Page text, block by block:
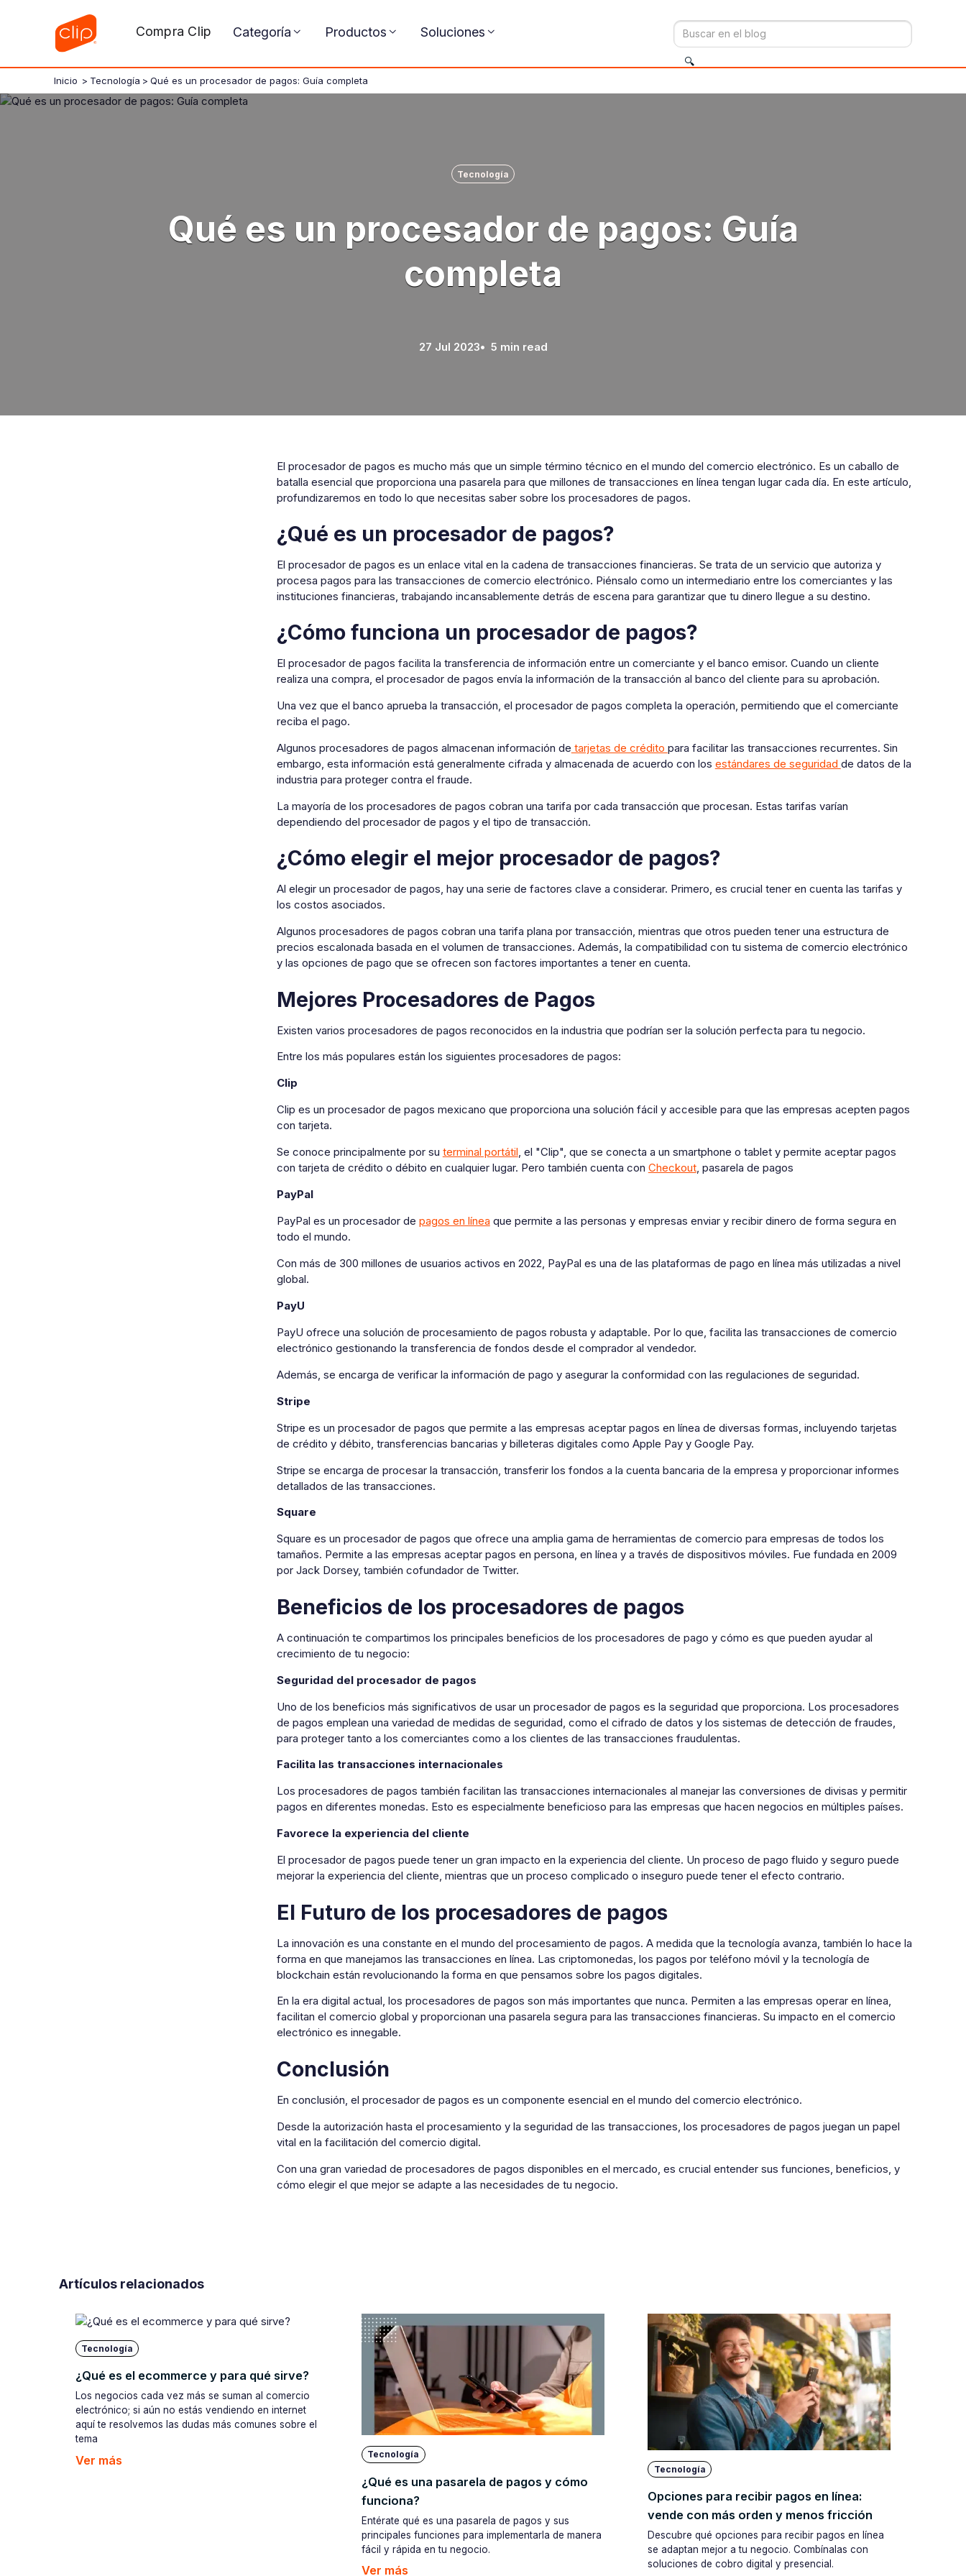
Compra Clip Categoría Productos Soluciones
Inicio > Tecnología > Qué es un procesador de pagos: Guía completa
Tecnología
Qué es un procesador de pagos: Guía
completa
27 Jul 2023• 5 min read
El procesador de pagos es mucho más que un simple término técnico en el mundo del comercio electrónico. Es un caballo de
batalla esencial que proporciona una pasarela para que millones de transacciones en línea tengan lugar cada día. En este artículo,
profundizaremos en todo lo que necesitas saber sobre los procesadores de pagos.
¿Qué es un procesador de pagos?
El procesador de pagos es un enlace vital en la cadena de transacciones financieras. Se trata de un servicio que autoriza y
procesa pagos para las transacciones de comercio electrónico. Piénsalo como un intermediario entre los comerciantes y las
instituciones financieras, trabajando incansablemente detrás de escena para garantizar que tu dinero llegue a su destino.
¿Cómo funciona un procesador de pagos?
El procesador de pagos facilita la transferencia de información entre un comerciante y el banco emisor. Cuando un cliente
realiza una compra, el procesador de pagos envía la información de la transacción al banco del cliente para su aprobación.
Una vez que el banco aprueba la transacción, el procesador de pagos completa la operación, permitiendo que el comerciante
reciba el pago.
Algunos procesadores de pagos almacenan información de tarjetas de crédito para facilitar las transacciones recurrentes. Sin
embargo, esta información está generalmente cifrada y almacenada de acuerdo con los estándares de seguridad de datos de la
industria para proteger contra el fraude.
La mayoría de los procesadores de pagos cobran una tarifa por cada transacción que procesan. Estas tarifas varían
dependiendo del procesador de pagos y el tipo de transacción.
¿Cómo elegir el mejor procesador de pagos?
Al elegir un procesador de pagos, hay una serie de factores clave a considerar. Primero, es crucial tener en cuenta las tarifas y
los costos asociados.
Algunos procesadores de pagos cobran una tarifa plana por transacción, mientras que otros pueden tener una estructura de
precios escalonada basada en el volumen de transacciones. Además, la compatibilidad con tu sistema de comercio electrónico
y las opciones de pago que se ofrecen son factores importantes a tener en cuenta.
Mejores Procesadores de Pagos
Existen varios procesadores de pagos reconocidos en la industria que podrían ser la solución perfecta para tu negocio.
Entre los más populares están los siguientes procesadores de pagos:
Clip
Clip es un procesador de pagos mexicano que proporciona una solución fácil y accesible para que las empresas acepten pagos
con tarjeta.
Se conoce principalmente por su terminal portátil, el "Clip", que se conecta a un smartphone o tablet y permite aceptar pagos
con tarjeta de crédito o débito en cualquier lugar. Pero también cuenta con Checkout, pasarela de pagos
PayPal
PayPal es un procesador de pagos en línea que permite a las personas y empresas enviar y recibir dinero de forma segura en
todo el mundo.
Con más de 300 millones de usuarios activos en 2022, PayPal es una de las plataformas de pago en línea más utilizadas a nivel
global.
PayU
PayU ofrece una solución de procesamiento de pagos robusta y adaptable. Por lo que, facilita las transacciones de comercio
electrónico gestionando la transferencia de fondos desde el comprador al vendedor.
Además, se encarga de verificar la información de pago y asegurar la conformidad con las regulaciones de seguridad.
Stripe
Stripe es un procesador de pagos que permite a las empresas aceptar pagos en línea de diversas formas, incluyendo tarjetas
de crédito y débito, transferencias bancarias y billeteras digitales como Apple Pay y Google Pay.
Stripe se encarga de procesar la transacción, transferir los fondos a la cuenta bancaria de la empresa y proporcionar informes
detallados de las transacciones.
Square
Square es un procesador de pagos que ofrece una amplia gama de herramientas de comercio para empresas de todos los
tamaños. Permite a las empresas aceptar pagos en persona, en línea y a través de dispositivos móviles. Fue fundada en 2009
por Jack Dorsey, también cofundador de Twitter.
Beneficios de los procesadores de pagos
A continuación te compartimos los principales beneficios de los procesadores de pago y cómo es que pueden ayudar al
crecimiento de tu negocio:
Seguridad del procesador de pagos
Uno de los beneficios más significativos de usar un procesador de pagos es la seguridad que proporciona. Los procesadores
de pagos emplean una variedad de medidas de seguridad, como el cifrado de datos y los sistemas de detección de fraudes,
para proteger tanto a los comerciantes como a los clientes de las transacciones fraudulentas.
Facilita las transacciones internacionales
Los procesadores de pagos también facilitan las transacciones internacionales al manejar las conversiones de divisas y permitir
pagos en diferentes monedas. Esto es especialmente beneficioso para las empresas que hacen negocios en múltiples países.
Favorece la experiencia del cliente
El procesador de pagos puede tener un gran impacto en la experiencia del cliente. Un proceso de pago fluido y seguro puede
mejorar la experiencia del cliente, mientras que un proceso complicado o inseguro puede tener el efecto contrario.
El Futuro de los procesadores de pagos
La innovación es una constante en el mundo del procesamiento de pagos. A medida que la tecnología avanza, también lo hace la
forma en que manejamos las transacciones en línea. Las criptomonedas, los pagos por teléfono móvil y la tecnología de
blockchain están revolucionando la forma en que pensamos sobre los pagos digitales.
En la era digital actual, los procesadores de pagos son más importantes que nunca. Permiten a las empresas operar en línea,
facilitan el comercio global y proporcionan una pasarela segura para las transacciones financieras. Su impacto en el comercio
electrónico es innegable.
Conclusión
En conclusión, el procesador de pagos es un componente esencial en el mundo del comercio electrónico.
Desde la autorización hasta el procesamiento y la seguridad de las transacciones, los procesadores de pagos juegan un papel
vital en la facilitación del comercio digital.
Con una gran variedad de procesadores de pagos disponibles en el mercado, es crucial entender sus funciones, beneficios, y
cómo elegir el que mejor se adapte a las necesidades de tu negocio.
Artículos relacionados
Tecnología
¿Qué es el ecommerce y para qué sirve?
Los negocios cada vez más se suman al comercio
electrónico; si aún no estás vendiendo en internet
aquí te resolvemos las dudas más comunes sobre el
tema
Ver más Tecnología
¿Qué es una pasarela de pagos y cómo
funciona?
Entérate qué es una pasarela de pagos y sus
principales funciones para implementarla de manera
fácil y rápida en tu negocio.
Ver más
Tecnología
Opciones para recibir pagos en línea:
vende con más orden y menos fricción
Descubre qué opciones para recibir pagos en línea
se adaptan mejor a tu negocio. Combínalas con
soluciones de cobro digital y presencial.